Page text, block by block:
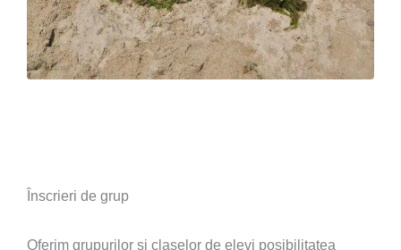
Înscrieri de grup
Oferim grupurilor și claselor de elevi posibilitatea